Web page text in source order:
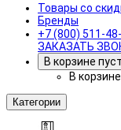
Товары со
Бренды
+7 (800) 511-
ЗАКАЗАТЬ
В корзине
В
Категории